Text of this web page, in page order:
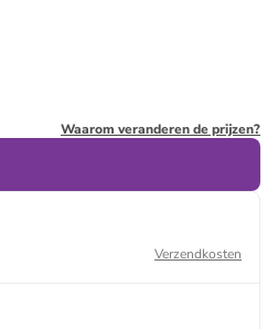
Waarom veranderen de prijzen?
Verzendkosten